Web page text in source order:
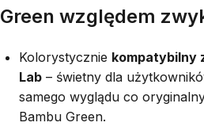
Green względem
Kolorystycznie kompatybilny
Lab – świetny dla
samego wyglądu co
Bambu Green.